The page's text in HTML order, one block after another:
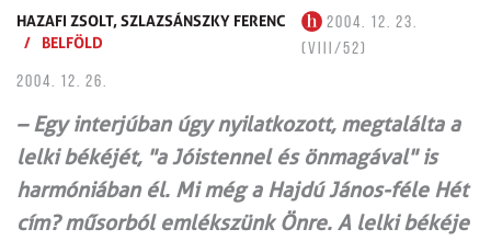
HAZAFI ZSOLT,SZLAZSÁNSZKY FERENC
/
BELFÖLD
2004. 12. 23.
(VIII/52)
2004. 12. 26.
– Egy interjúban úgy nyilatkozott, megtalálta a
lelki békéjét, "a Jóistennel és önmagával" is
harmóniában él. Mi még a Hajdú János-féle Hét
cím? műsorból emlékszünk Önre. A lelki békéje